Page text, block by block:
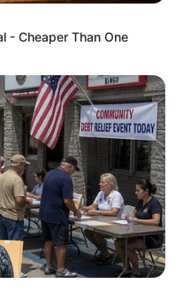
Sit Down Before You
- Cheaper Than One